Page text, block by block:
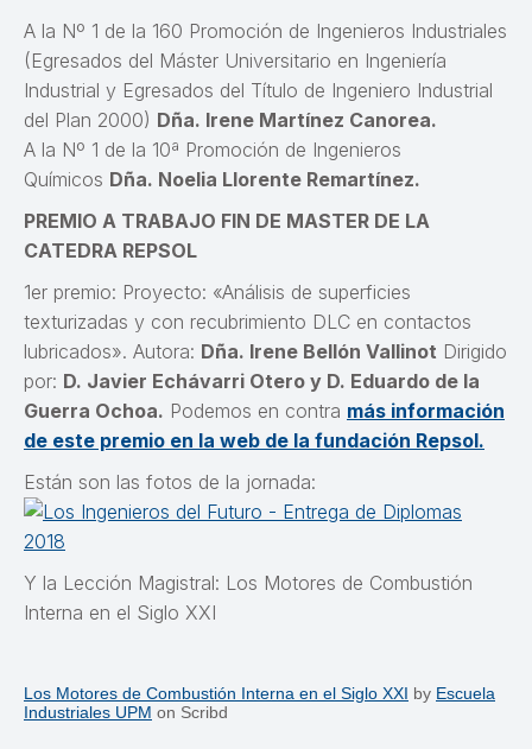
A la Nº 1 de la 160 Promoción de Ingenieros Industriales
(Egresados del Máster Universitario en Ingeniería
Industrial y Egresados del Título de Ingeniero Industrial
del Plan 2000) Dña. Irene Martínez Canorea.
A la Nº 1 de la 10ª Promoción de Ingenieros
Químicos Dña. Noelia Llorente Remartínez.
PREMIO A TRABAJO FIN DE MASTER DE LA
CATEDRA REPSOL
1er premio: Proyecto: «Análisis de superficies
texturizadas y con recubrimiento DLC en contactos
lubricados». Autora: Dña. Irene Bellón Vallinot Dirigido
por: D. Javier Echávarri Otero y D. Eduardo de la
Guerra Ochoa. Podemos en contra más información
de este premio en la web de la fundación Repsol.
Están son las fotos de la jornada:
Y la Lección Magistral: Los Motores de Combustión
Interna en el Siglo XXI
Los Motores de Combustión Interna en el Siglo XXI by Escuela
Industriales UPM on Scribd